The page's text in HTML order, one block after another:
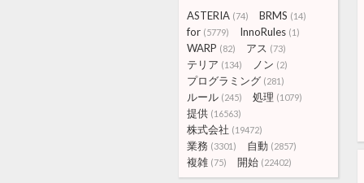
ASTERIA (74) BRMS (14)
for (5779) InnoRules (1)
WARP (82) アス (73)
テリア (134) ノン (2)
プログラミング (281)
ルール (245) 処理 (1079)
提供 (16563)
株式会社 (19472)
業務 (3301) 自動 (2857)
複雑 (75) 開始 (22402)